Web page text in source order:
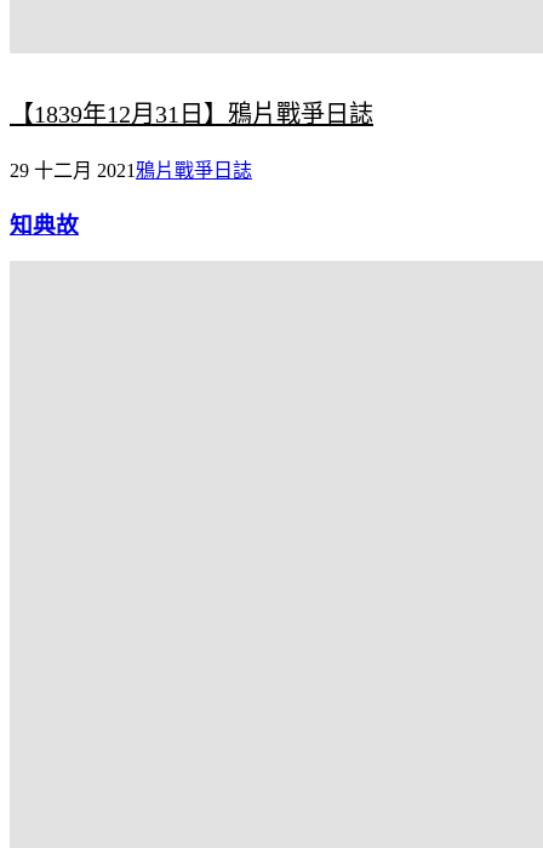
【1839年12月31日】鴉片戰爭日誌
29 十二月 2021鴉片戰爭日誌
知典故